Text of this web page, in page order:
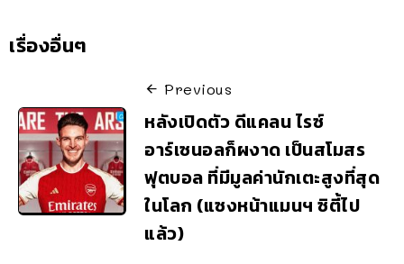
เรื่องอื่นๆ
Previous
หลังเปิดตัว ดีแคลน ไรซ์
อาร์เซนอลก็ผงาด เป็นสโมสร
ฟุตบอล ที่มีมูลค่านักเตะสูงที่สุด
ในโลก (แซงหน้าแมนฯ ซิตี้ไป
แล้ว)